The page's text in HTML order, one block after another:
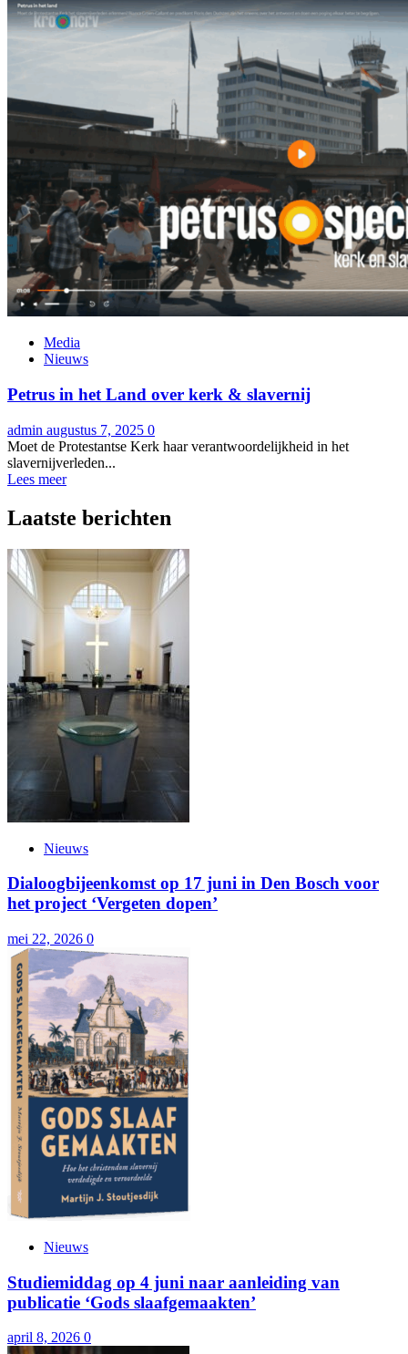
Media
Nieuws
Petrus in het Land over kerk & slavernij
admin augustus 7, 2025 0
Moet de Protestantse Kerk haar verantwoordelijkheid in het
slavernijverleden...
Lees meer
Laatste berichten
Nieuws
Dialoogbijeenkomst op 17 juni in Den Bosch voor
het project ‘Vergeten dopen’
mei 22, 2026 0
Nieuws
Studiemiddag op 4 juni naar aanleiding van
publicatie ‘Gods slaafgemaakten’
april 8, 2026 0